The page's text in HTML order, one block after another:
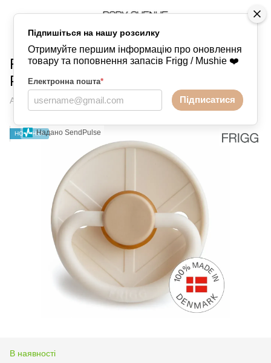
Підпишіться на нашу розсилку
Отримуйте першим інформацію про оновлення
товару та поповнення запасів Frigg / Mushie ❤️
Електронна пошта*
Підписатися
Надано SendPulse
Пустушки Little Viking Little Viking FRIGG
Frigg Little Viking Sigrid Cream Olive -
Розмір 0-6 місяців
Артикул:10531 Написати відгук
НОВИНКА
В наявності